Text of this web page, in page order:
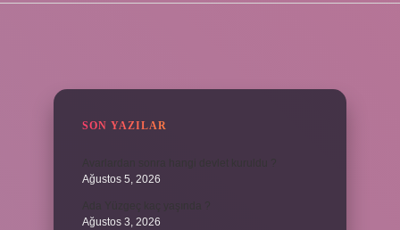
SON YAZILAR
Ağustos 5, 2026
Ağustos 3, 2026